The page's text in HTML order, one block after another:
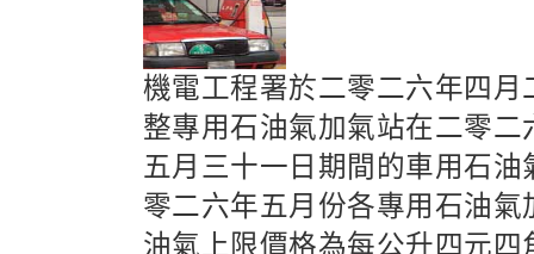
機電工程署於二零二六年四月
整專用石油氣加氣站在二零二
五月三十一日期間的車用石油
零二六年五月份各專用石油氣
油氣上限價格為每公升四元四